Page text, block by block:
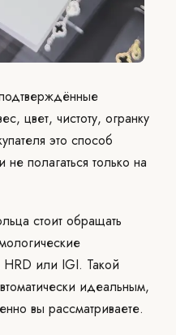
цвет, чистоту, огранку
это способ
полагаться только на
стоит обращать
или IGI. Такой
идеальным,
вы рассматриваете.